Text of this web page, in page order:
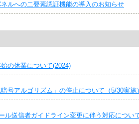
ルへの二要素認証機能の導入のお知らせ
の休業について(2024)
暗号アルゴリズム」の停止について（5/30実施）
ル送信者ガイドライン変更に伴う対応につい